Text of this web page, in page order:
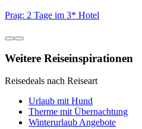
Prag: 2 Tage im 3* Hotel
Weitere Reiseinspirationen
Reisedeals nach Reiseart
Urlaub mit Hund
Therme mit Übernachtung
Winterurlaub Angebote